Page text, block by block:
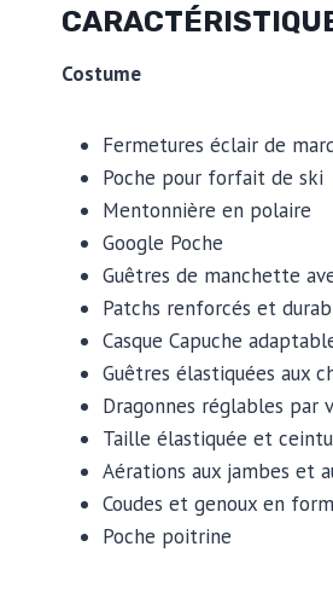
Costume
Fermetures éclair de
Poche pour forfait de ski
Mentonnière en polaire
Google Poche
Guêtres de manchette
Patchs renforcés et
Casque Capuche
Guêtres élastiquées aux
Dragonnes réglables par
Taille élastiquée et
Aérations aux jambes et
Coudes et genoux en
Poche poitrine